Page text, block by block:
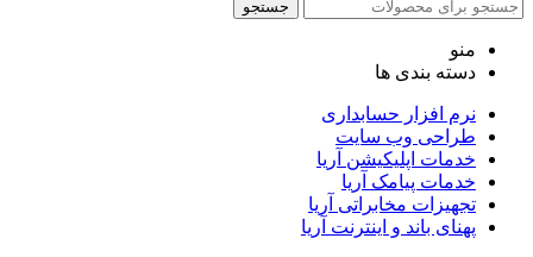
جستجو
منو
دسته بندی ها
نرم افزار حسابداری
طراحی وب سایت
خدمات اپلیکیشن آریا
خدمات پیامک آریا
تجهیزات مخابراتی آریا
پهنای باند و اینترنت آریا